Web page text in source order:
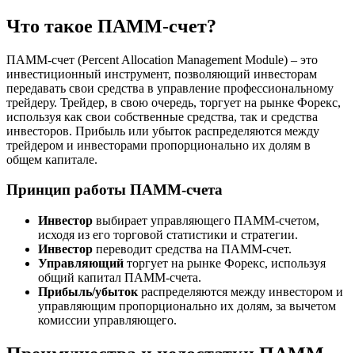
Что такое ПАММ-счет?
ПАММ-счет (Percent Allocation Management Module) – это
инвестиционный инструмент, позволяющий инвесторам
передавать свои средства в управление профессиональному
трейдеру. Трейдер, в свою очередь, торгует на рынке Форекс,
используя как свои собственные средства, так и средства
инвесторов. Прибыль или убыток распределяются между
трейдером и инвесторами пропорционально их долям в
общем капитале.
Принцип работы ПАММ-счета
Инвестор выбирает управляющего ПАММ-счетом,
исходя из его торговой статистики и стратегии.
Инвестор переводит средства на ПАММ-счет.
Управляющий торгует на рынке Форекс, используя
общий капитал ПАММ-счета.
Прибыль/убыток распределяются между инвестором и
управляющим пропорционально их долям, за вычетом
комиссии управляющего.